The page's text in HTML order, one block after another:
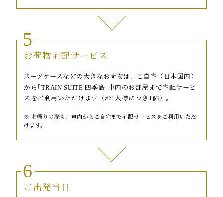
5
お荷物宅配サービス
スーツケースなどの大きなお荷物は、ご自宅（日本国内）
から｢TRAIN SUITE 四季島｣車内のお部屋まで宅配サービ
スをご利用いただけます（お1人様につき1個）。
お帰りの際も、車内からご自宅まで宅配サービスをご利用いただ
けます。
6
ご出発当日